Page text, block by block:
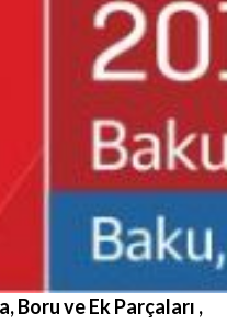
Boru ve Ek Parçaları ,